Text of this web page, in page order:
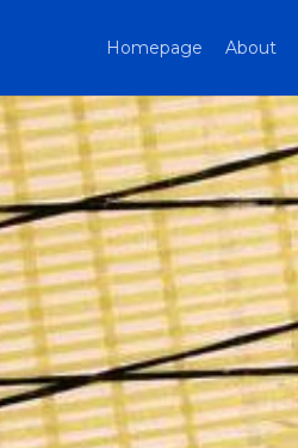
Homepage About